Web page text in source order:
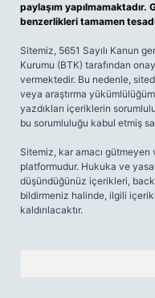
paylaşım
benzerlikleri tamamen
Sitemiz, 5651 Sayılı Kanun
Kurumu (BTK) tarafından
vermektedir. Bu nedenle,
veya araştırma
yazdıkları içeriklerin
bu sorumluluğu kabul etmiş
Sitemiz, kar amacı
platformudur. Hukuka ve
düşündüğünüz içerikleri,
bildirmeniz halinde, ilgili
kaldırılacaktır.